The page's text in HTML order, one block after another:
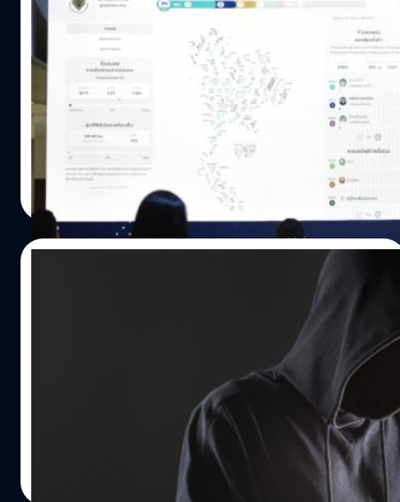
กกต.โชว์ระบบ ECT Report รู้ผลคะแนนไม่เป็น
ทางการ ไม่เกิน 5 ทุ่ม วันเลือกตั้ง ย้ำมีมาตรการ
ป้องกันระบบล่มรองรับ ปชช.แห่คลิก 1 ล้านครั้ง
ต่อนาที
น.ส. สุรณี ผลทวี รองเลขาธิการ กกต. ร่วมกับ สถาบันส่งเสริม
การวิเคราะห์และบริหารข้อมูลขนาดใหญ่ภาครัฐ (สวข.) NT
และสำนักงานสถิติแห่งชาติ ประชาสัมพันธ์ระบบการรายงาน
ผลการเลือกตั้ง ส.ส. อย่างไม่เป็นทางการผ่านระบบ ECT
Report พร้อมด้วยผู้เชี่ยวชาญจาก สถาบันส่งเสริมการ
วิเคราะห์และการบริหารข้อมูลขนาดใหญ่ภาครัฐ(สวข.) แถลง
ถึงระบบรายงานผลการเลือกตั้ง ส.ส. ปี 2566 อย่างไม่เป็น
ทางการ(ECT REPORT) ว่า ระบบการรายงานข้อมูลโดยจัดแบ่ง
เป็น 3 ส่วน ได้แก่ 1. ภาพรวมการนับคะแนนทั้งประเทศ 2.ผล
เลือกตั้งระดับเขตจังหวัด3.ผลเลือกตั้งรายพรรคที่มีคะแนนนำ
5 พรรค รวมถึงข้อมูลคะแนนบัญชีรายชื่อพร้อมประมวลผล
เป็นเปอร์เซ็นต์ ว่าผลการนับคะแนนมีความคืบหน้ามากน้อยแค่
ไหน โดยคาดว่าคะแนนเเรกที่จะรายงานได้ ช่วงประมาณ
19.00 น. มีการอัพเดตข้อมูล หลังจากกรรมการประจำหน่วย
เลือกตั้งมีการติดใบรายงานผลการนับคะแนนส.ส แบบแบ่งเขต
เลือกตั้ง (ส.ส.5/18) ที่หน้าหน่วยเลือกตั้ง และถ่ายภาพส่งให้
เจ้าหน้าที่ทำการบันทึกข้อมูลเข้ามาในถังข้อมูล ก็จะมีการนำมา
ประมวลผลเพื่อรายงาน ซึ่งยอมรับว่า เป็นระบบที่จัดทำโดยเจ้า
หน้าที่ หลายคนอาจจะกังวลเรื่องของความผิดพลาด ซึ่ง
แน่นอนว่าเกิดขึ้นได้ ก็มีการจัดเจ้าหน้าที่บันทึกข้อมูล 1 ชุดมี 2
พนิตา สืบสมุทร| 1184 days ago
กกต. จับมือพันธมิตรเฝ้าระวังระบบเลือกตั้งถูก
สำนักงานคณะกรรมการการเลือกตั้ง (กกต.) จัดตั้งศูนย์ปฏิบัติ
การเฝ้าระวังและตอบสนองภัยคุกคามทางไซเบอร์สำหรับ
ระบบเลือกตั้ง (ศซล.) เฝ้าระวังระบบที่เกี่ยวข้องกับเลือกตั้ง
| 1185 days ago